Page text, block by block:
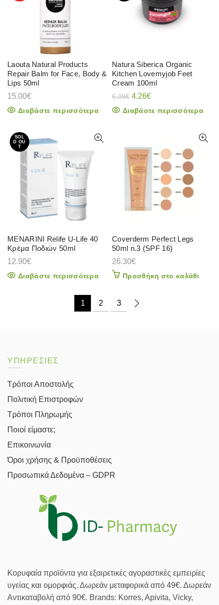
Laouta Natural Products
Repair Balm for Face, Body &
Lips 50ml
15.00€
Διαβάστε περισσότερα
Natura Siberica Organic
Kitchen Lovemyjob Feet
Cream 100ml
6.09€ Original
was:
4.26€Η
τιμή
Διαβάστε περισσότερα
SOL
D OU
T
MENARINI Relife U-Life 40
Κρέμα Ποδιών 50ml
12.90€
Διαβάστε περισσότερα
Coverderm Perfect Legs
50ml n.3 (SPF 16)
26.30€
Προσθήκη στο καλάθι
1 2 3
ΥΠΗΡΕΣΙΕΣ
Τρόποι Αποστολής
Πολιτική Επιστροφών
Τρόποι Πληρωμής
Ποιοί είμαστε;
Επικοινωνία
Όροι χρήσης & Προϋποθέσεις
Προσωπικά Δεδομένα – GDPR
Κορυφαία προϊόντα για εξαιρετικές αγοραστικές εμπειρίες
υγείας και ομορφιάς. Δωρεάν μεταφορικά από 49€. Δωρεάν
Αντικαταβολή από 90€. Brands: Korres, Apivita, Vicky,